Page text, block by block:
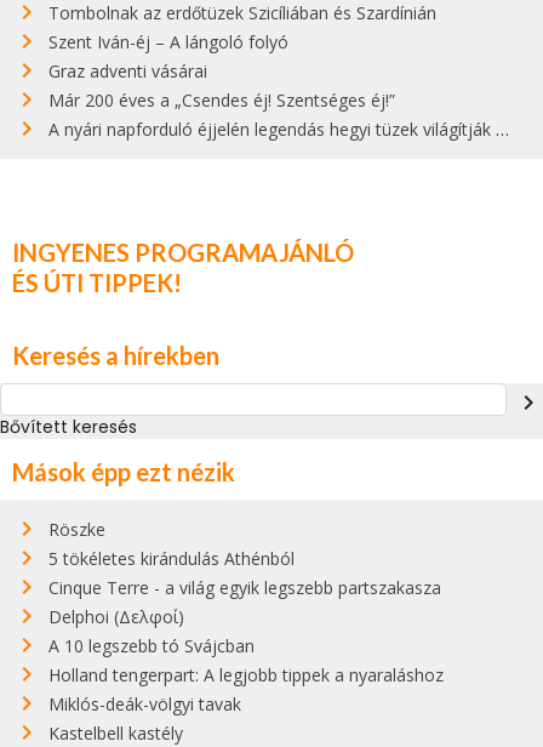
Tombolnak az erdőtüzek Szicíliában és Szardínián
Szent Iván-éj – A lángoló folyó
Graz adventi vásárai
Már 200 éves a „Csendes éj! Szentséges éj!”
A nyári napforduló éjjelén legendás hegyi tüzek világítják meg Zugspitzét
INGYENES PROGRAMAJÁNLÓ
ÉS ÚTI TIPPEK!
Keresés a hírekben
navigate_next
Bővített keresés
Mások épp ezt nézik
Röszke
5 tökéletes kirándulás Athénból
Cinque Terre - a világ egyik legszebb partszakasza
Delphoi (Δελφοί)
A 10 legszebb tó Svájcban
Holland tengerpart: A legjobb tippek a nyaraláshoz
Miklós-deák-völgyi tavak
Kastelbell kastély